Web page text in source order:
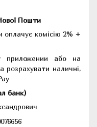
Пошти
оплачує комісію 2% +
приложении або на
розрахувати наличні,
банк)